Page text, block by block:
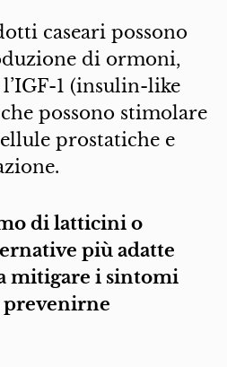
caseari possono
di ormoni,
1 (insulin-like
possono stimolare
prostatiche e
di latticini o
più adatte
mitigare i sintomi
prevenirne